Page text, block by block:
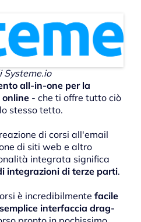
Systeme.io
all-in-one per la
online - che ti offre tutto ciò
stesso tetto.
di corsi all'email
di siti web e altro
integrata significa
integrazioni di terze parti.
è incredibilmente facile
semplice interfaccia drag-